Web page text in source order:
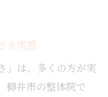
を実感
」は、多くの方が実
柳井市の整体院で